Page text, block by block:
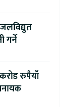
गर्ने
रुपैयाँ